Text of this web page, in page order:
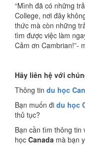
“Mình đã có những
College, nơi đây
thức mà còn những
tìm được việc làm
Cảm ơn Cambrian!”-
Hãy liên hệ với
Thông tin du học
Bạn muốn đi du học
thủ tục?
Bạn cần tìm thông
học Canada mà bạn